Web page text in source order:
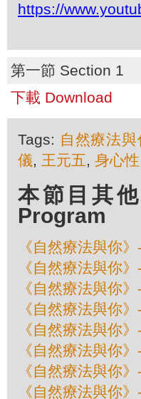
https://
第一節 Section 1
下載 Download
Tags: 自然療法與
儀, 王元五, 身心性
本節目其
Program
《自然療法與你
《自然療法與你
《自然療法與你
《自然療法與你
《自然療法與你
《自然療法與你
《自然療法與你
《自然療法與你